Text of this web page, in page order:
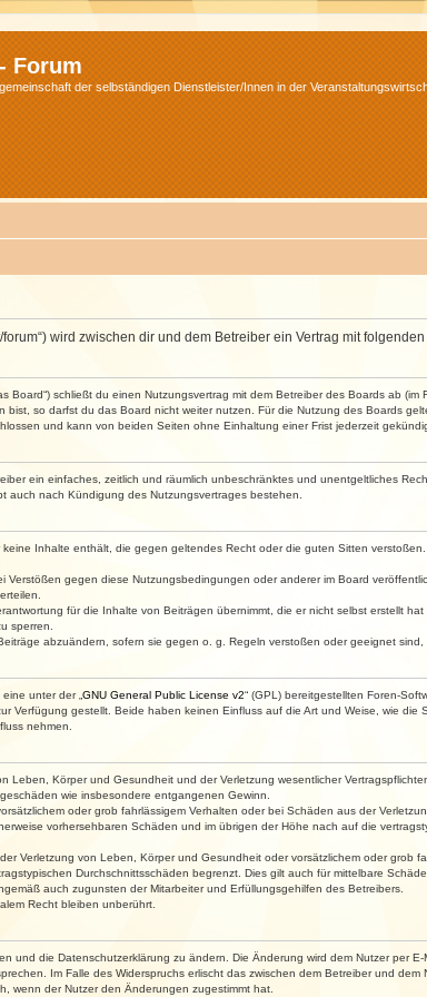
Forum
der selbständigen Dienstleister/Innen in der
forum“) wird zwischen dir und dem Betreiber ein Vertrag mit
Board“) schließt du einen Nutzungsvertrag mit dem Betreiber des Boards ab
so darfst du das Board nicht weiter nutzen. Für die Nutzung des Boards
und kann von beiden Seiten ohne Einhaltung einer Frist jederzeit
ein einfaches, zeitlich und räumlich unbeschränktes und unentgeltliches
auch nach Kündigung des Nutzungsvertrages bestehen.
Inhalte enthält, die gegen geltendes Recht oder die guten Sitten
Verstößen gegen diese Nutzungsbedingungen oder anderer im Board
für die Inhalte von Beiträgen übernimmt, die er nicht selbst erstellt
sperren.
abzuändern, sofern sie gegen o. g. Regeln verstoßen oder geeignet
unter der „ GNU General Public License v2“ (GPL) bereitgestellten Foren-
Verfügung gestellt. Beide haben keinen Einfluss auf die Art und Weise, wie
nehmen.
Leben, Körper und Gesundheit und der Verletzung wesentlicher
wie insbesondere entgangenen Gewinn.
oder grob fahrlässigem Verhalten oder bei Schäden aus der
vorhersehbaren Schäden und im übrigen der Höhe nach auf die
Verletzung von Leben, Körper und Gesundheit oder vorsätzlichem oder grob
Durchschnittsschäden begrenzt. Dies gilt auch für mittelbare
auch zugunsten der Mitarbeiter und Erfüllungsgehilfen des Betreibers.
Recht bleiben unberührt.
und die Datenschutzerklärung zu ändern. Die Änderung wird dem Nutzer per E-
Im Falle des Widerspruchs erlischt das zwischen dem Betreiber und dem
wenn der Nutzer den Änderungen zugestimmt hat.